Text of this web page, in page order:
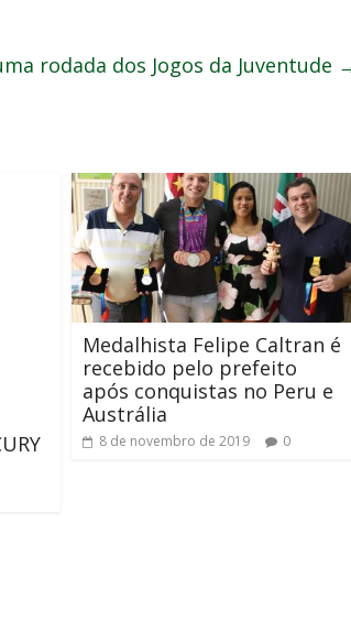
rodada dos Jogos da Juventude
Medalhista Felipe Caltran é
recebido pelo prefeito
após conquistas no Peru e
Austrália
8 de novembro de 2019 0